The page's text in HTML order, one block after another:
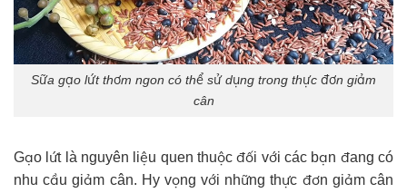
Sữa gạo lứt thơm ngon có thể sử dụng trong thực đơn giảm
cân
Gạo lứt là nguyên liệu quen thuộc đối với các bạn đang có
nhu cầu giảm cân. Hy vọng với những thực đơn giảm cân